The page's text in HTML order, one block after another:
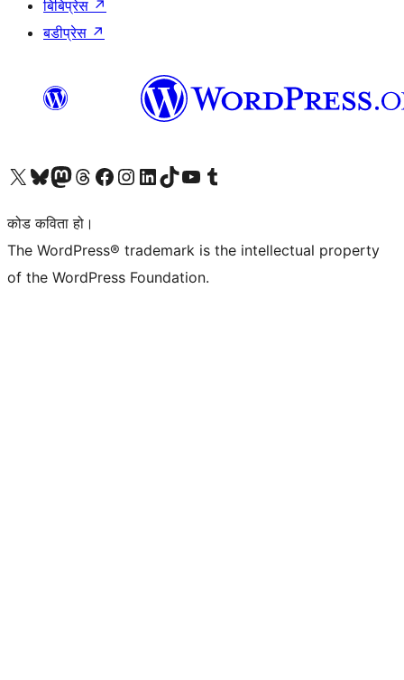
बिबिप्रेस ↗
बडीप्रेस ↗
हाम्रो X (पहिले ट्विटर) खातामा जानुहोस्
हाम्रो Bluesky खाता भ्रमण गर्नुहोस्
हाम्रो म्यास्टोडन खाता भ्रमण गर्नुहोस्
हाम्रो थ्रेड्स खातामा जानुहोस्
हाम्रो फेसबुक पेजमा जानुहोस्
हाम्रो इन्स्टाग्राम खातामा जानुहोस्
हाम्रो लिङ्क्डइन खातामा जानुहोस्
हाम्रो TikTok खाता भ्रमण गर्नुहोस्
हाम्रो युट्युब च्यानलमा जानुहोस्
हाम्रो टम्बलर खाता भ्रमण गर्नुहोस्
कोड कविता हो।
The WordPress® trademark is the intellectual property
of the WordPress Foundation.